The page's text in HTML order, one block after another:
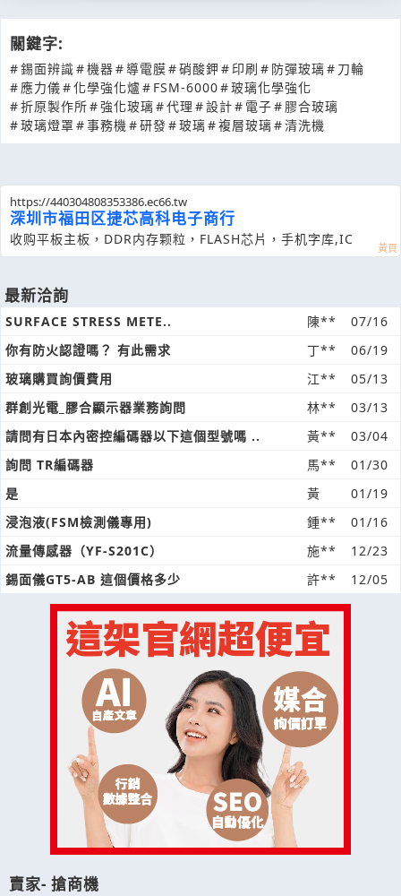
關鍵字:
#錫面辨識#機器#導電膜#硝酸鉀 # 印刷 # 防彈玻璃# 刀輪
# 應力儀#化學強化爐# FSM-6000#玻璃化學強化
#折原製作所#強化玻璃#代理 #設計# 電子# 膠合玻璃
#玻璃燈罩#事務機#研發#玻璃#複層玻璃#清洗機
https://440304808353386.ec66.tw
深圳市福田区捷芯高科电子商行
收购平板主板，DDR内存颗粒，FLASH芯片，手机字库,IC
最新洽詢
SURFACE STRESS METE.. 陳**
07/16
你有防火認證嗎？ 有此需求
丁**
06/19
玻璃購買詢價費用
江**
05/13
群創光電_膠合顯示器業務詢問
林**
03/13
請問有日本內密控編碼器以下這個型號嗎 ..
黃**
03/04
詢問 TR編碼器
馬**
01/30
是
黃
01/19
浸泡液(FSM檢測儀專用)
鍾**
01/16
流量傳感器（YF-S201C）
施**
12/23
錫面儀GT5-AB 這個價格多少
許** 12/05
賣家- 搶商機